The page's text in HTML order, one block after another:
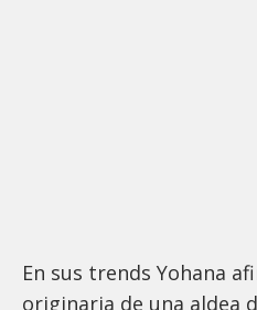
En sus trends Yohana
originaria de una aldea